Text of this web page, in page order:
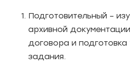
Подготовительный –
архивной
договора и подготовка
задания.